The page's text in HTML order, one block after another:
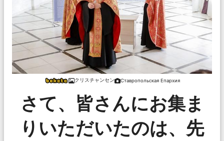
クリスチャンセン Ставропольская Епархия
さて、皆さんにお集ま
りいただいたのは、先